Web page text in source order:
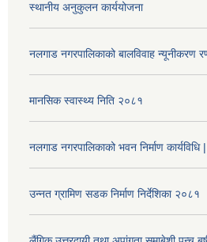
स्थानीय अनुकुलन कार्ययोजना
नलगाड नगरपालिकाको बालविवाह न्यूनीकरण
मानसिक स्वास्थ्य निति २०८१
नलगाड नगरपालिकाको भवन निर्माण कार्यविधि |
उन्नत ग्रामिण सडक निर्माण निर्देशिका २०८१